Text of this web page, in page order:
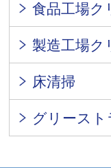
食品工場ク
製造工場ク
床清掃
グリース